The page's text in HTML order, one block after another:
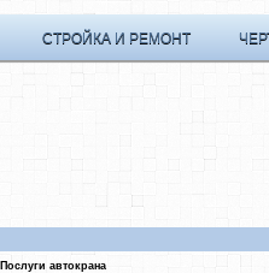
СТРОЙКА И РЕМОНТ
Послуги автокрана